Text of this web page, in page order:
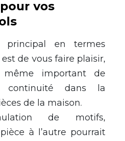
vos
en termes
de vous faire plaisir,
important de
continuité dans la
de la maison.
de motifs,
à l’autre pourrait